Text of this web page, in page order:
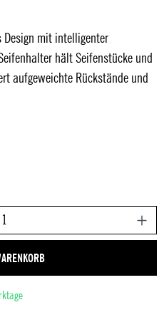
mit intelligenter
hält Seifenstücke und
aufgeweichte Rückstände und